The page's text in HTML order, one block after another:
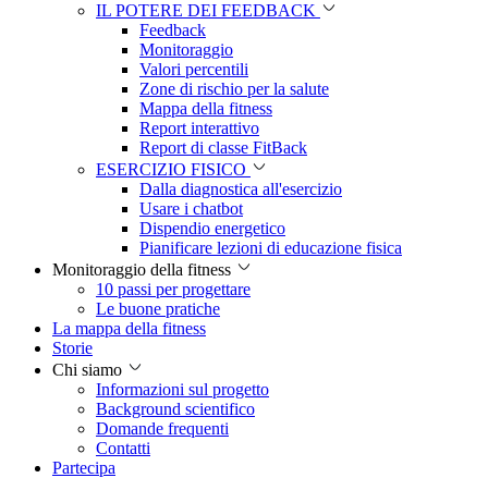
IL POTERE DEI FEEDBACK
Feedback
Monitoraggio
Valori percentili
Zone di rischio per la salute
Mappa della fitness
Report interattivo
Report di classe FitBack
ESERCIZIO FISICO
Dalla diagnostica all'esercizio
Usare i chatbot
Dispendio energetico
Pianificare lezioni di educazione fisica
Monitoraggio della fitness
10 passi per progettare
Le buone pratiche
La mappa della fitness
Storie
Chi siamo
Informazioni sul progetto
Background scientifico
Domande frequenti
Contatti
Partecipa